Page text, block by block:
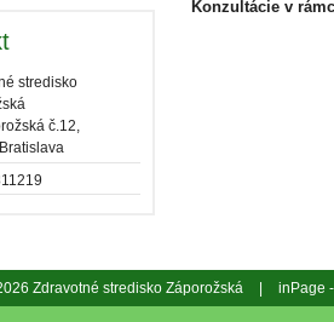
Konzultácie v
stredisko
č.12,
Zdravotné stredisko Záporožská inPage